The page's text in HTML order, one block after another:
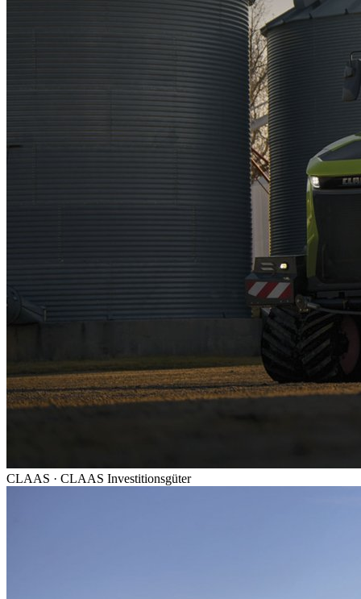
CLAAS · CLAAS Investitionsgüter